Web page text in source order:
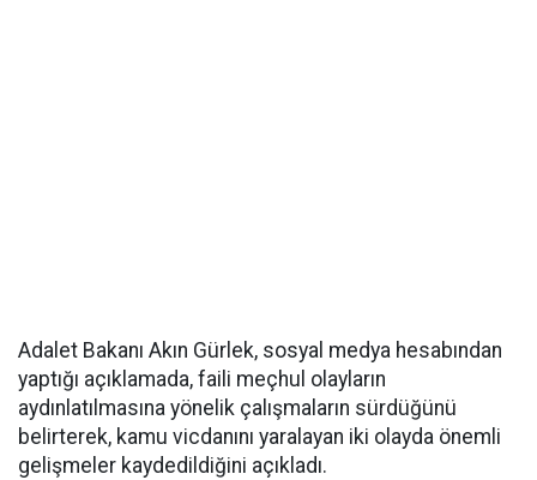
Adalet Bakanı Akın Gürlek, sosyal medya hesabından
yaptığı açıklamada, faili meçhul olayların
aydınlatılmasına yönelik çalışmaların sürdüğünü
belirterek, kamu vicdanını yaralayan iki olayda önemli
gelişmeler kaydedildiğini açıkladı.